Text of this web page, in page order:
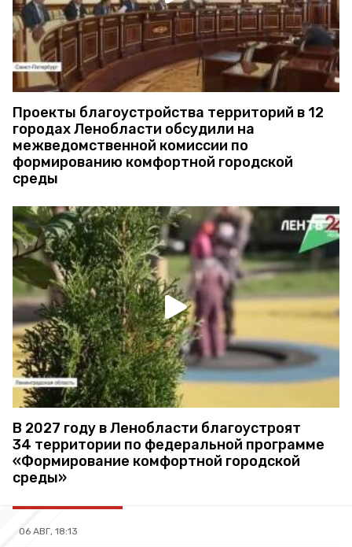
Проекты благоустройства территорий в 12
городах Ленобласти обсудили на
межведомственной комиссии по
формированию комфортной городской
среды
В 2027 году в Ленобласти благоустроят
34 территории по федеральной программе
«Формирование комфортной городской
среды»
06 АВГ, 18:13